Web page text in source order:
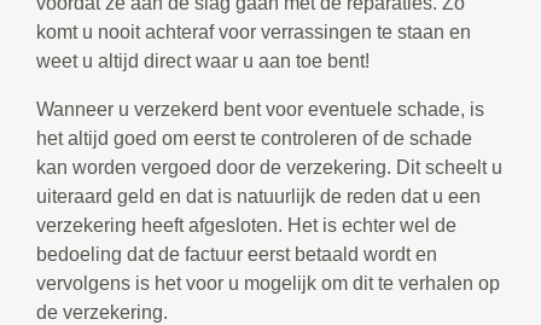
komt u nooit achteraf voor verrassingen te staan en
weet u altijd direct waar u aan toe bent!
Wanneer u verzekerd bent voor eventuele schade, is
het altijd goed om eerst te controleren of de schade
kan worden vergoed door de verzekering. Dit scheelt u
uiteraard geld en dat is natuurlijk de reden dat u een
verzekering heeft afgesloten. Het is echter wel de
bedoeling dat de factuur eerst betaald wordt en
vervolgens is het voor u mogelijk om dit te verhalen op
de verzekering.